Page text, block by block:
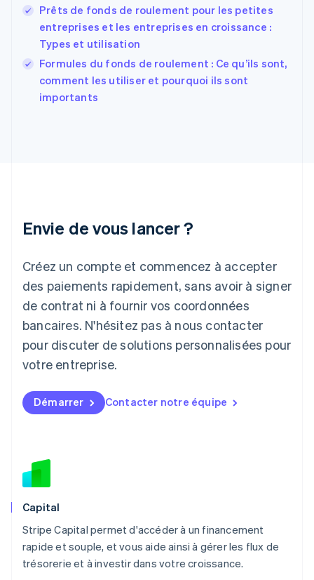
Prêts de fonds de roulement pour les petites
entreprises et les entreprises en croissance :
Types et utilisation
Formules du fonds de roulement : Ce qu’ils sont,
comment les utiliser et pourquoi ils sont
importants
Envie de vous lancer ?
Créez un compte et commencez à accepter
des paiements rapidement, sans avoir à signer
de contrat ni à fournir vos coordonnées
bancaires. N'hésitez pas à nous contacter
pour discuter de solutions personnalisées pour
votre entreprise.
Démarrer Contacter notre équipe
Capital
Stripe Capital permet d'accéder à un financement
rapide et souple, et vous aide ainsi à gérer les flux de
trésorerie et à investir dans votre croissance.
Finlande
English Svenska
France
FrançaisEnglish
Gibraltar
English
Grèce
English
Japon
Lettonie
English
Liechtenstein
DeutschEnglish
Lituanie
Luxembourg
FrançaisDeutschEnglish
English简体中文
Malte
Norvège
Nouvelle-Zélande
English
Nederlands English
Pologne
English